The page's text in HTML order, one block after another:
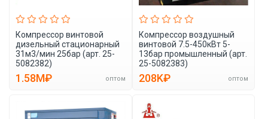
Компрессор винтовой
дизельный стационарный
31м3/мин 25бар (арт. 25-
5082382)
1.58M₽ оптом
Компрессор воздушный
винтовой 7.5-450кВт 5-
13бар промышленный (арт.
25-5082383)
208K₽ оптом